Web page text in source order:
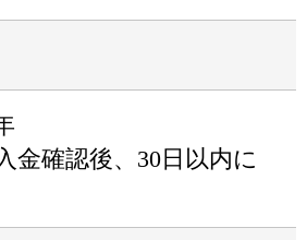
金確認後、30日以内に